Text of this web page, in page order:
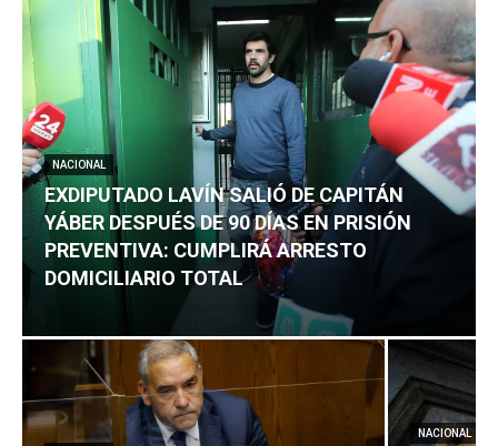
NACIONAL
EXDIPUTADO LAVÍN SALIÓ DE CAPITÁN
YÁBER DESPUÉS DE 90 DÍAS EN PRISIÓN
PREVENTIVA: CUMPLIRÁ ARRESTO
DOMICILIARIO TOTAL
NACIONAL